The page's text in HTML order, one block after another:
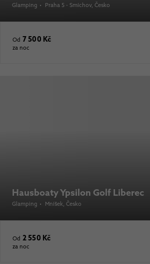
Glamping • Praha 5 - Smíchov, Česko
Od 7 500 Kč
za noc
Hausboaty Ypsilon Golf Liberec
Glamping • Mníšek, Česko
Od 2 550 Kč
za noc